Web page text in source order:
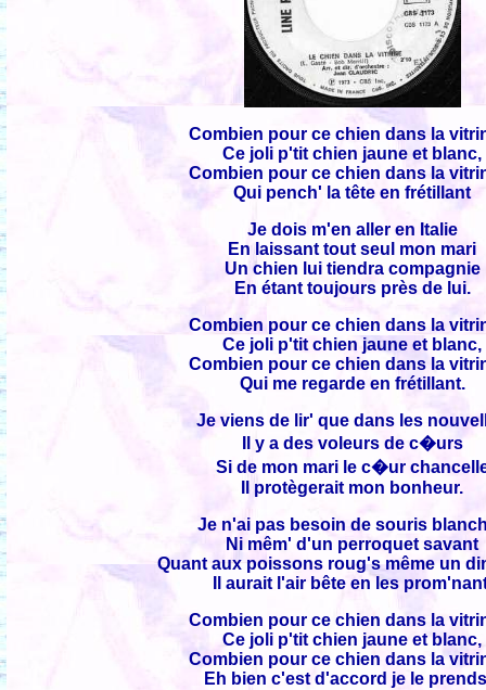
Combien pour ce chien dans la
Ce joli p'tit chien jaune et blanc,
Combien pour ce chien dans la
Qui pench' la tête en frétillant
Je dois m'en aller en Italie
En laissant tout seul mon mari
Un chien lui tiendra compagnie
En étant toujours près de lui.
Combien pour ce chien dans la
Ce joli p'tit chien jaune et blanc,
Combien pour ce chien dans la
Qui me regarde en frétillant.
Je viens de lir' que dans les
Il y a des voleurs de c�urs
Si de mon mari le c�ur
Il protègerait mon bonheur.
Je n'ai pas besoin de souris
Ni mêm' d'un perroquet savant
Quant aux poissons roug's même un
Il aurait l'air bête en les
Combien pour ce chien dans la
Ce joli p'tit chien jaune et blanc,
Combien pour ce chien dans la
Eh bien c'est d'accord je le